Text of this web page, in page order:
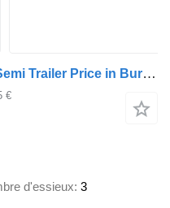
Titan TITAN Platform/flatbed Semi Trailer Price in Burkina Faso
€
d'essieux 3